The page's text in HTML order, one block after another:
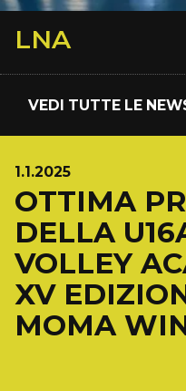
LNA
VEDI TUTTE LE
1.1.2025
OTTIMA
DELLA
VOLLEY
XV
MOMA